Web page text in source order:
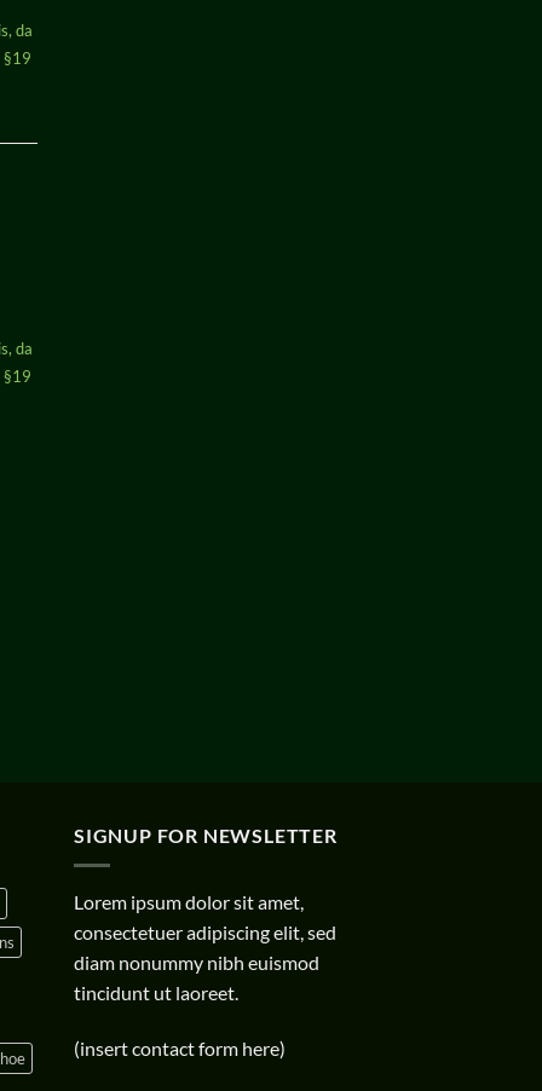
da
§19
da
§19
SIGNUP FOR NEWSLETTER
Lorem ipsum dolor sit amet,
consectetuer adipiscing elit, sed
diam nonummy nibh euismod
tincidunt ut laoreet.
(insert contact form here)